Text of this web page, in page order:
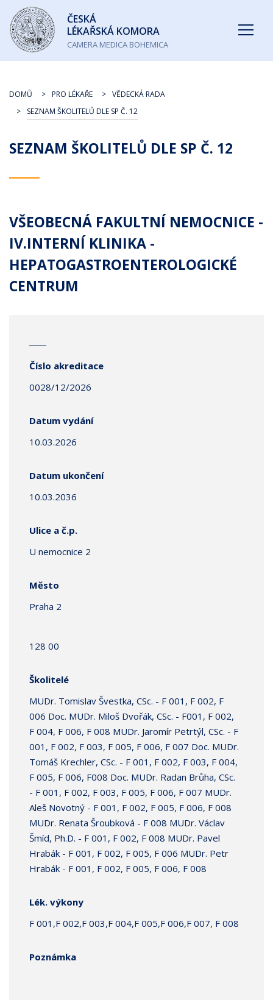
Česká
lékařská
komora
ČESKÁ
LÉKAŘSKÁ KOMORA
CAMERA MEDICA BOHEMICA
SEZNAM ŠKOLITELŮ DLE SP Č. 12
DOMŮ PRO LÉKAŘE
VĚDECKÁ RADA
SEZNAM ŠKOLITELŮ DLE SP Č. 12
VŠEOBECNÁ FAKULTNÍ NEMOCNICE -
IV.INTERNÍ KLINIKA -
HEPATOGASTROENTEROLOGICKÉ
CENTRUM
Číslo akreditace
0028/12/2026
Datum vydání
10.03.2026
Datum ukončení
10.03.2036
Ulice a č.p.
U nemocnice 2
Město
Praha 2
128 00
Školitelé
MUDr. Tomislav Švestka, CSc. - F 001, F 002, F
006 Doc. MUDr. Miloš Dvořák, CSc. - F001, F 002,
F 004, F 006, F 008 MUDr. Jaromír Petrtýl, CSc. - F
001, F 002, F 003, F 005, F 006, F 007 Doc. MUDr.
Tomáš Krechler, CSc. - F 001, F 002, F 003, F 004,
F 005, F 006, F008 Doc. MUDr. Radan Brůha, CSc.
- F 001, F 002, F 003, F 005, F 006, F 007 MUDr.
Aleš Novotný - F 001, F 002, F 005, F 006, F 008
MUDr. Renata Šroubková - F 008 MUDr. Václav
Šmíd, Ph.D. - F 001, F 002, F 008 MUDr. Pavel
Hrabák - F 001, F 002, F 005, F 006 MUDr. Petr
Hrabák - F 001, F 002, F 005, F 006, F 008
Lék. výkony
F 001,F 002,F 003,F 004,F 005,F 006,F 007, F 008
Poznámka